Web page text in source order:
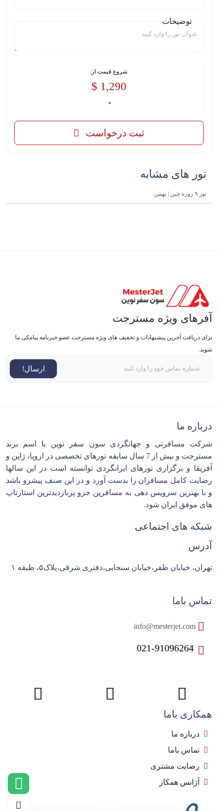
توضیحات
شروع قیمت از:
1,290 $
ثبت درخواست
تور های مشابه
تور ۹ روزه چین | بهمن
آفرهای ویژه مسترجت
برای دریافت آخرین پیشنهادات و تخفیف های ویژه مسترجت عضو خبرنامه پیامکی ما
شوید.
ارسال!
درباره ما
شرکت مسافرتی و جهانگردی سون سفر نوین با اسم برند
مسترجت و بیش از 7 سال سابقه تورهای تخصصی در اروپا، ژاپن و
آفریقا و برگزاری تورهای ایرانگردی توانسته است در این سالها
رضایت کامل مسافران را بدست آورد و در این صنف پیشرو باشد
و با بهترین سرویس دهی به مسافرین جزو پربازدیدترین استارتاپ
های موفق ایران شود.
شبکه های اجتماعی
آدرس
تهران، خیابان ظفر،خیابان سنجابی،دفتری شرقی،پلاک۵، طبقه ۱
تماس باما
021-91096264
همکاری باما
درباره ما
تماس باما
رضایت مشتری
آژانس همکار